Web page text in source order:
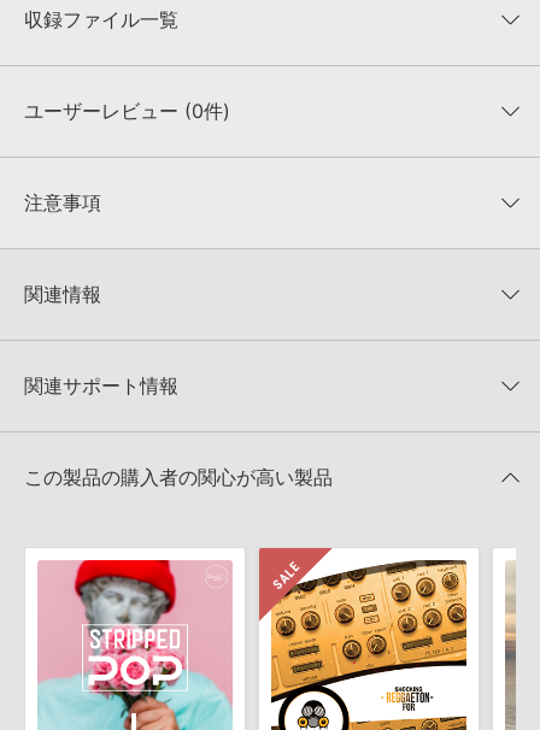
収録ファイル一覧
収録ファイル一覧
ユーザーレビュー (0件)
★★★★★
★5
★4
★1
0%
注意事項
KONTAKTフォーマットは、
でお使いいただけます。無償版のKONTAKT PLAYERではお使いい
4GBを超えるデータに関するご注意：
FAT32でフォーマットされた
きます際には、NTFSやHFS＋でフォーマットされたHDDをご用意
いただく必要がございます。
知らせするメールの2通が送信されます。メールに記載されており
ます説明に沿って、製品のダウンロード／導入を行って下さい。
サンプルパック製品には、原則として日本語版操作マニュアルをご
用意しておりません。ご購入後のご不明点や詳細に関するお問い合
わせなどはテクニカルサポート
までご連絡ください。
デモソングは、製品収録サウンドを使ってできることを紹介するた
めのデモンストレーション用の楽曲です。原則として、デモソング
関連情報
50%OFF！サマーセール！
関連サポート情報
2022.06.06
2022.06.06
マークのついた情報は、該当する製品のご購入ユーザー様専用となって
おります。ご覧頂くには、該当する製品をご購入頂く必要がございます。
SUMMER TRANCE ANTHEMS FOR SPIREのサポート情報
この製品の購入者の関心が高い製品